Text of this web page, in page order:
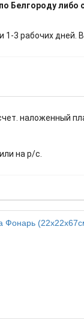
Белгороду либо
3 рабочих дней.
наложенный
на р/с.